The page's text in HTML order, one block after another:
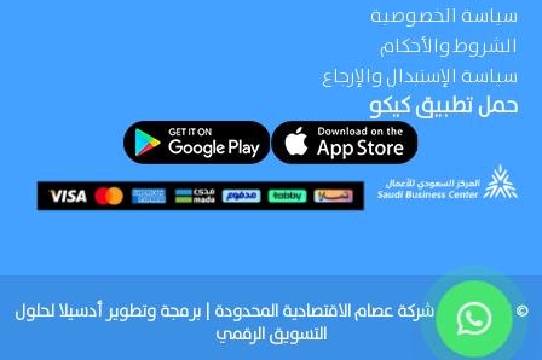
سياسة الخصوصية
الشروط والأحكام
سياسة الإستبدال والإرجاع
حمل تطبيق كيكو
© 1967-2025, شركة عصام الاقتصادية المحدودة | برمجة وتطوير أدسيلا لحلول
التسويق الرقمي